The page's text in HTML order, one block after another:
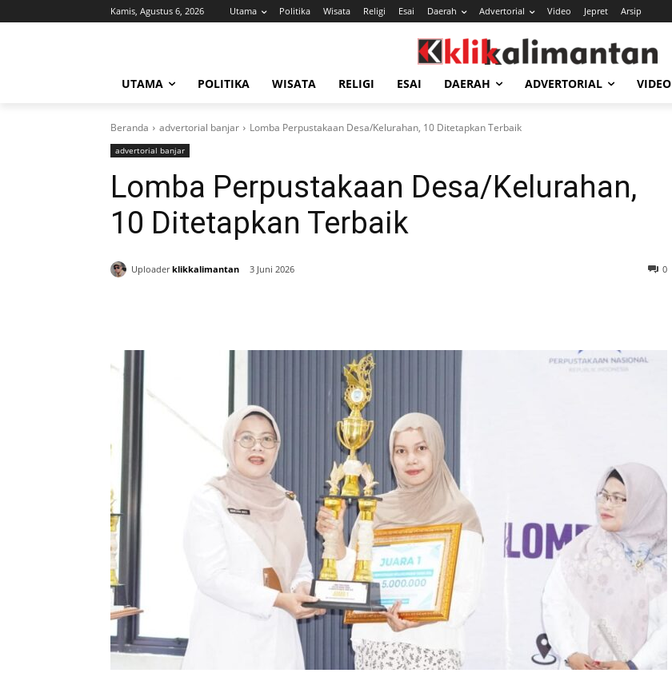
Kamis, Agustus 6, 2026 Utama Politika Wisata Religi Esai Daerah Advertorial Video Jepret Arsip
UTAMA POLITIKA WISATA RELIGI ESAI DAERAH ADVERTORIAL VIDEO
Beranda advertorial banjar Lomba Perpustakaan Desa/Kelurahan, 10 Ditetapkan Terbaik
advertorial banjar
Lomba Perpustakaan Desa/Kelurahan,
10 Ditetapkan Terbaik
Uploader klikkalimantan 3 Juni 2026 0